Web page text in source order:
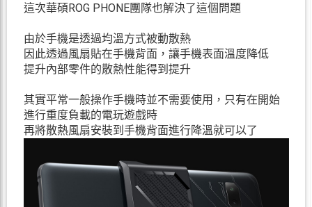
這次華碩ROG PHONE團隊也解決了這個問題
由於手機是透過均溫方式被動散熱
因此透過風扇貼在手機背面，讓手機表面溫度降低
提升內部零件的散熱性能得到提升
其實平常一般操作手機時並不需要使用，只有在開始
進行重度負載的電玩遊戲時
再將散熱風扇安裝到手機背面進行降溫就可以了